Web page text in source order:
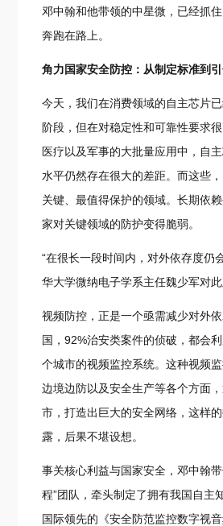
邓中翰和他带领的中星微，已经抓
奔跑在路上。
角力国家安全防控：从制定标准到
今天，我们在消费领域的自主芯片
阶段，但在对稳定性和可靠性要求很
医疗以及军事的大批量应用中，自
水平仍然存在很大的差距。而这些
关键、最值得保护的领域。长期依
家对关键领域的防护变得脆弱。
“在很长一段时间内，对外依存度仍
华大学微纳电子学系主任魏少军对此
视频防控，正是一个亟需减少对外
国，92%治安类案件的侦破，都会
个城市的视频监控系统。这种视频
边境边防以及安全生产等各个方面
市，打造出巨大的安全网络，这样
露，后果不堪设想。
事关核心利益与国家安全，邓中翰
程”团队，牵头制定了拥有我国自主
国际领先的《安全防范监控数字视